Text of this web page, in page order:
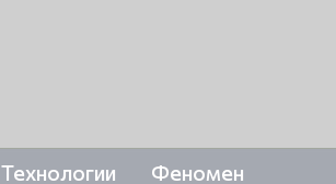
Технологии Феномен